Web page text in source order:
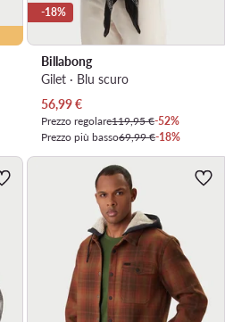
-18%
Billabong
Gilet · Blu scuro
Prezzo attuale
56,99€
Prezzo regolare119,95 €-52%
Prezzo più basso69,99 €-18%